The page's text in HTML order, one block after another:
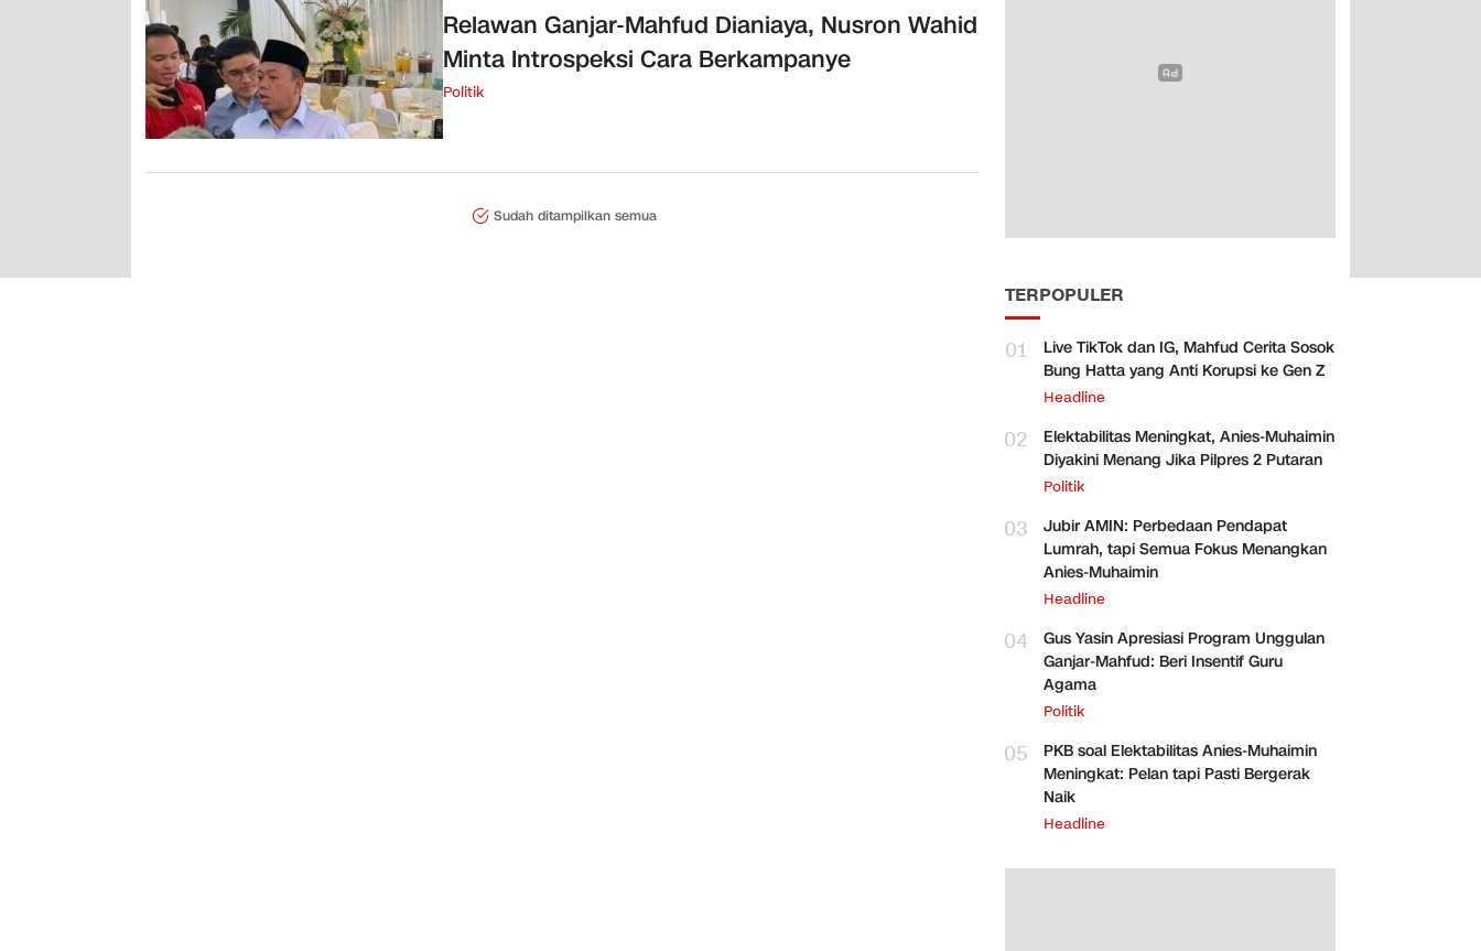
Relawan Ganjar-Mahfud Dianiaya, Nusron Wahid
Minta Introspeksi Cara Berkampanye
Politik
Sudah ditampilkan semua
TERPOPULER
01
Live TikTok dan IG, Mahfud Cerita Sosok
Bung Hatta yang Anti Korupsi ke Gen Z
Headline
02
Elektabilitas Meningkat, Anies-Muhaimin
Diyakini Menang Jika Pilpres 2 Putaran
Politik
03
Jubir AMIN: Perbedaan Pendapat
Lumrah, tapi Semua Fokus Menangkan
Anies-Muhaimin
Headline
04
Gus Yasin Apresiasi Program Unggulan
Ganjar-Mahfud: Beri Insentif Guru
Agama
Politik
05
PKB soal Elektabilitas Anies-Muhaimin
Meningkat: Pelan tapi Pasti Bergerak
Naik
Headline